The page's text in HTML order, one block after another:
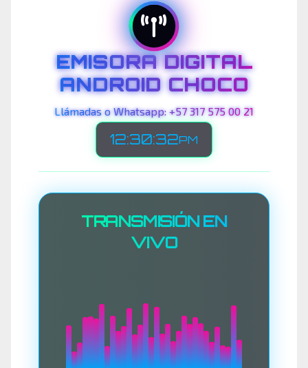
EMISORA DIGITAL
ANDROID CHOCO
Llámadas o Whatsapp: +57 317 575 00 21
12:30:34PM
TRANSMISIÓN EN
VIVO